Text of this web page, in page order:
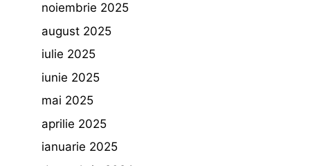
noiembrie 2025
august 2025
iulie 2025
iunie 2025
mai 2025
aprilie 2025
ianuarie 2025